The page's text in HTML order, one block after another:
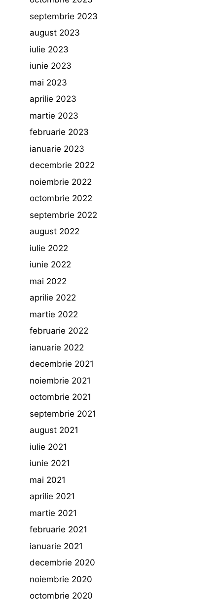
septembrie 2023
august 2023
iulie 2023
iunie 2023
mai 2023
aprilie 2023
martie 2023
februarie 2023
ianuarie 2023
decembrie 2022
noiembrie 2022
octombrie 2022
septembrie 2022
august 2022
iulie 2022
iunie 2022
mai 2022
aprilie 2022
martie 2022
februarie 2022
ianuarie 2022
decembrie 2021
noiembrie 2021
octombrie 2021
septembrie 2021
august 2021
iulie 2021
iunie 2021
mai 2021
aprilie 2021
martie 2021
februarie 2021
ianuarie 2021
decembrie 2020
noiembrie 2020
octombrie 2020